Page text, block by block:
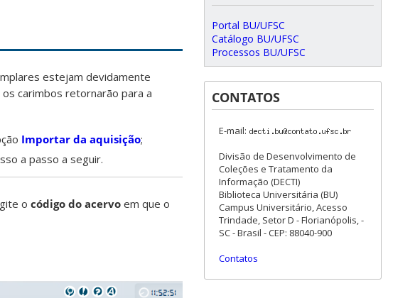
estejam devidamente
carimbos retornarão para a
Importar da aquisição;
a passo a seguir.
o código do acervo em que o
Portal BU/UFSC
Catálogo BU/UFSC
Processos BU/UFSC
CONTATOS
E-mail:
Divisão de Desenvolvimento de
Coleções e Tratamento da
Informação (DECTI)
Biblioteca Universitária (BU)
Campus Universitário, Acesso
Trindade, Setor D - Florianópolis, -
SC - Brasil - CEP: 88040-900
Contatos